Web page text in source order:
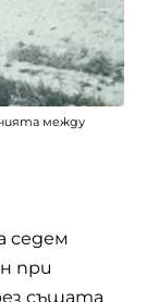
между
седем
при
същата